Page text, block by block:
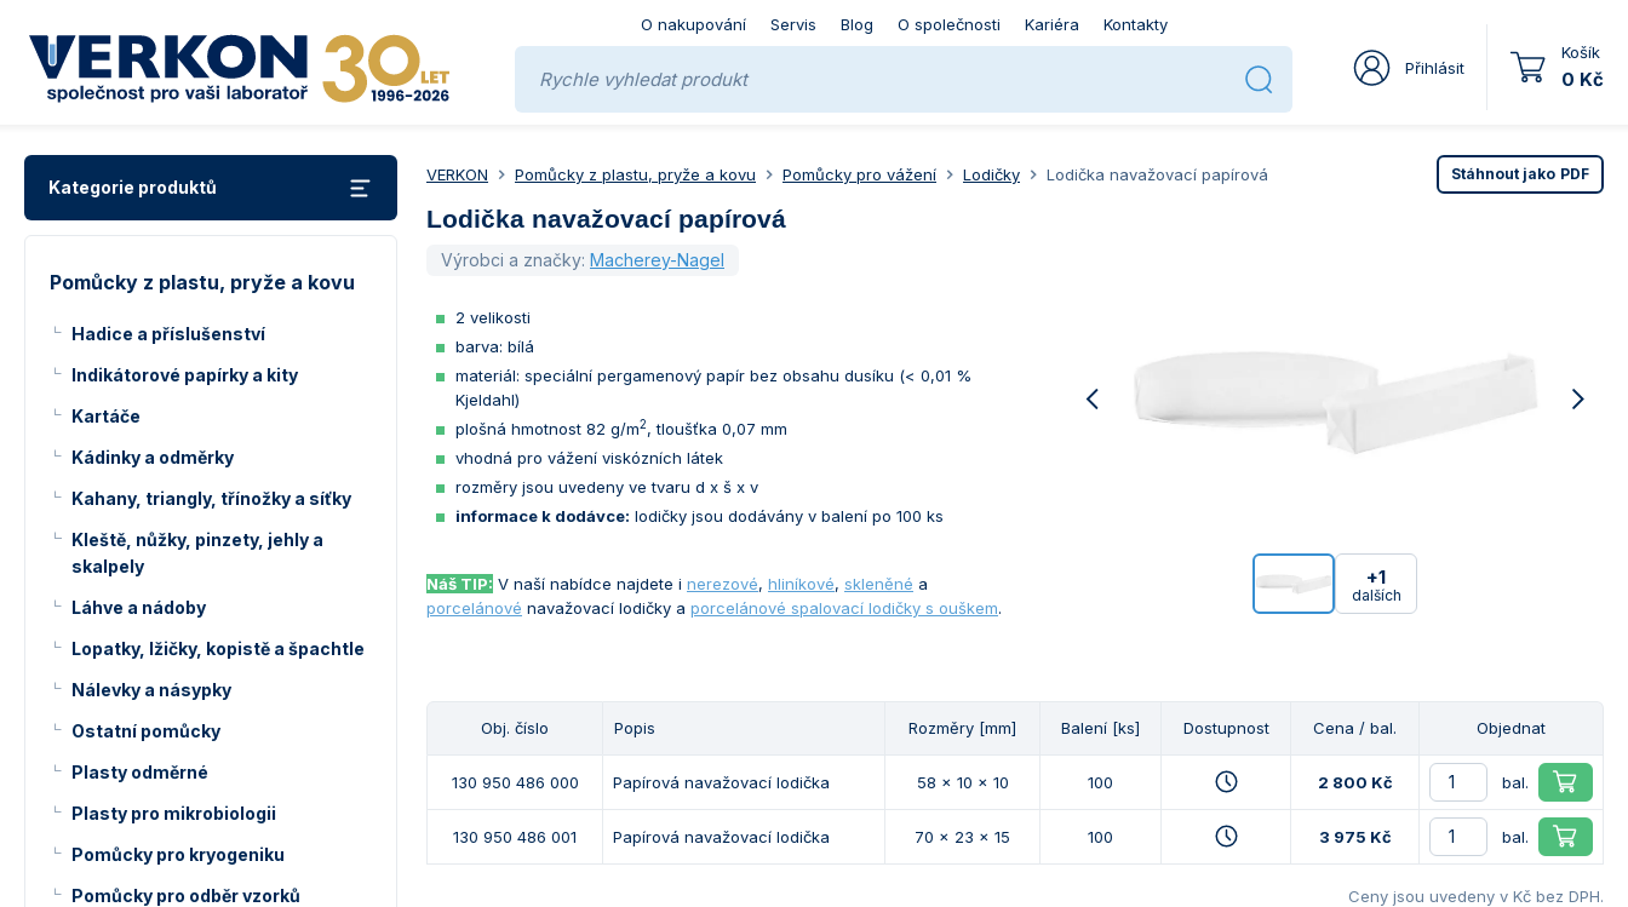
O nakupování Servis Blog O společnosti Kariéra Kontakty
Přihlásit
Košík
0 Kč
Kategorie produktů
Pomůcky z plastu, pryže a kovu
Hadice a příslušenství
Indikátorové papírky a kity
Kartáče
Kádinky a odměrky
Kahany, triangly, třínožky a síťky
Kleště, nůžky, pinzety, jehly a
skalpely
Láhve a nádoby
Lopatky, lžičky, kopistě a špachtle
Nálevky a násypky
Ostatní pomůcky
Plasty odměrné
Plasty pro mikrobiologii
Pomůcky pro kryogeniku
Pomůcky pro odběr vzorků
VERKON Pomůcky z plastu, pryže a kovu Pomůcky pro vážení Lodičky Lodička navažovací papírová Stáhnout jako PDF
Lodička navažovací papírová
+1
dalších
Výrobci a značky: Macherey-Nagel
2 velikosti
barva: bílá
materiál: speciální pergamenový papír bez obsahu dusíku (< 0,01 %
Kjeldahl)
plošná hmotnost 82 g/m2, tloušťka 0,07 mm
vhodná pro vážení viskózních látek
rozměry jsou uvedeny ve tvaru d x š x v
informace k dodávce: lodičky jsou dodávány v balení po 100 ks
Náš TIP: V naší nabídce najdete i nerezové, hliníkové, skleněné a
porcelánové navažovací lodičky a porcelánové spalovací lodičky s ouškem.
Obj. číslo Popis Rozměry [mm] Balení [ks] Dostupnost Cena / bal. Objednat
130 950 486 000 Papírová navažovací lodička 58 x 10 x 10 100 2 800 Kč bal.
130 950 486 001 Papírová navažovací lodička 70 x 23 x 15 100 3 975 Kč bal.
Ceny jsou uvedeny v Kč bez DPH.